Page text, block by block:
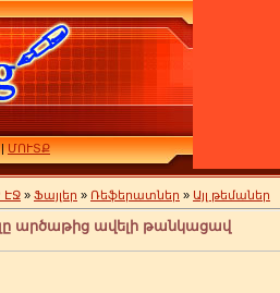
ՄՈՒՏՔ
ԷՋ » Ֆայլեր » Ռեֆերատներ » Այլ թեմաներ
արծաթից ավելի թանկացավ